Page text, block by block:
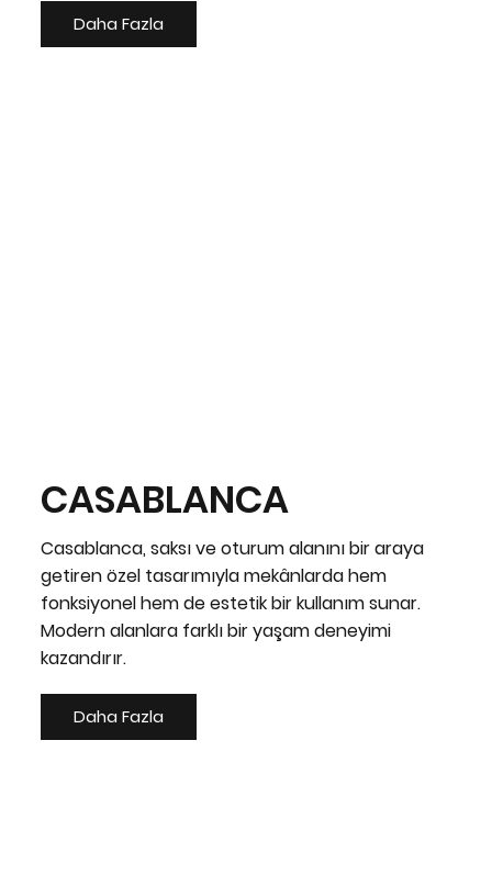
Daha Fazla
CASABLANCA
Casablanca, saksı ve oturum alanını bir araya
getiren özel tasarımıyla mekânlarda hem
fonksiyonel hem de estetik bir kullanım sunar.
Modern alanlara farklı bir yaşam deneyimi
kazandırır.
Daha Fazla